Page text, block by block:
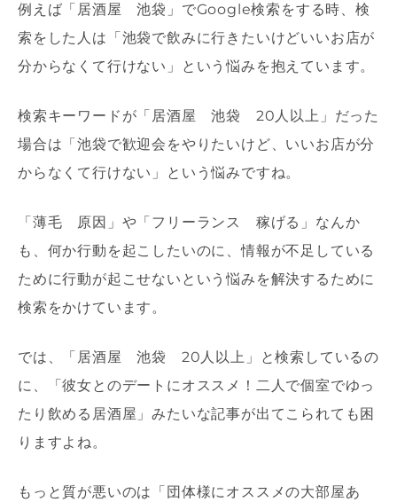
例えば「居酒屋 池袋」でGoogle検索をする時、検
索をした人は「池袋で飲みに行きたいけどいいお店が
分からなくて行けない」という悩みを抱えています。
検索キーワードが「居酒屋 池袋 20人以上」だった
場合は「池袋で歓迎会をやりたいけど、いいお店が分
からなくて行けない」という悩みですね。
「薄毛 原因」や「フリーランス 稼げる」なんか
も、何か行動を起こしたいのに、情報が不足している
ために行動が起こせないという悩みを解決するために
検索をかけています。
では、「居酒屋 池袋 20人以上」と検索しているの
に、「彼女とのデートにオススメ！二人で個室でゆっ
たり飲める居酒屋」みたいな記事が出てこられても困
りますよね。
もっと質が悪いのは「団体様にオススメの大部屋あ